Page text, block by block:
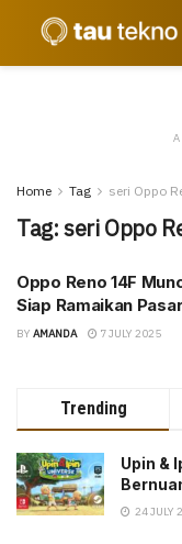
Home Tag seri Oppo
Tag:seri Oppo
Oppo Reno 14F
Siap Ramaikan
BY AMANDA 7 JULY 2025
Trending
Upin &
24 JULY